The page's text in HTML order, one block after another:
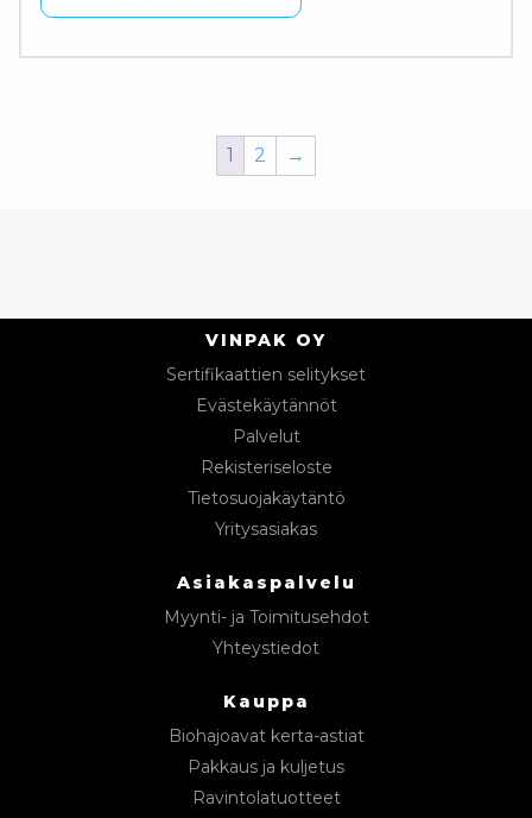
1 2 →
VINPAK OY
Sertifikaattien selitykset
Evästekäytännöt
Palvelut
Rekisteriseloste
Tietosuojakäytäntö
Yritysasiakas
Asiakaspalvelu
Myynti- ja Toimitusehdot
Yhteystiedot
Kauppa
Biohajoavat kerta-astiat
Pakkaus ja kuljetus
Ravintolatuotteet